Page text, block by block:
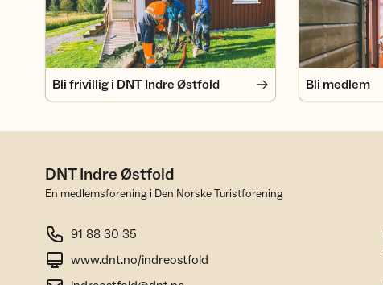
Bli frivillig i DNT Indre Østfold Bli medlem
DNT Indre Østfold
En medlemsforening i Den Norske Turistforening
91 88 30 35
www.dnt.no/indreostfold